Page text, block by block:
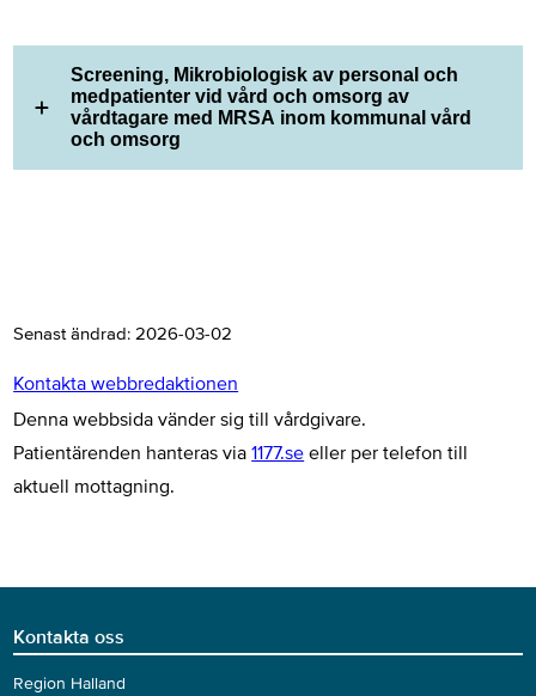
Screening, Mikrobiologisk av personal och
medpatienter vid vård och omsorg av
vårdtagare med MRSA inom kommunal vård
och omsorg
Senast ändrad:2026-03-02
Kontakta webbredaktionen
Denna webbsida vänder sig till vårdgivare.
Patientärenden hanteras via1177.se eller per telefon till
aktuell mottagning.
Kontakta oss
Region Halland